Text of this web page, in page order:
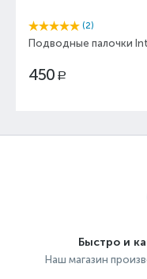
(2)
Подводные палочки
450 Р
Быстро и
Наш магазин